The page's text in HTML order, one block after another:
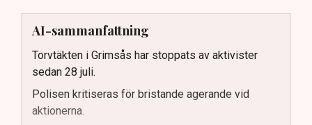
AI-sammanfattning
Torvtäkten i Grimsås har stoppats av aktivister
sedan 28 juli.
Polisen kritiseras för bristande agerande vid
aktionerna.